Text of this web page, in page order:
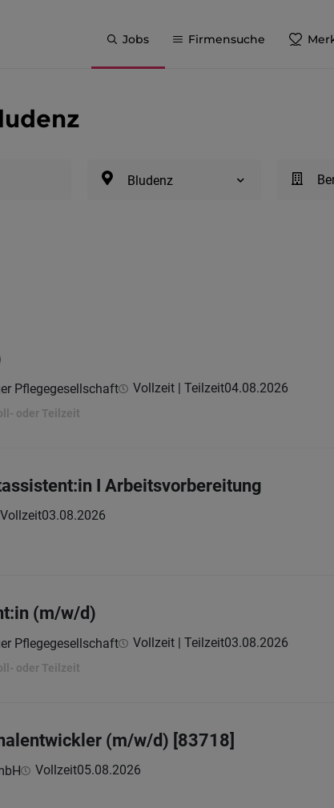
Jobs Firmensuche
Bludenz
Pflegegesellschaft Vollzeit | Teilzeit04.08.2026
oder Teilzeit
I Arbeitsvorbereitung
Vollzeit03.08.2026
(m/w/d)
Pflegegesellschaft Vollzeit | Teilzeit03.08.2026
oder Teilzeit
(m/w/d) [83718]
Vollzeit05.08.2026